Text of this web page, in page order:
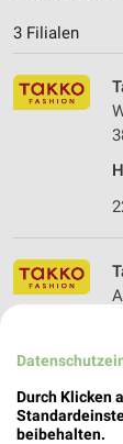
3 Filialen
Durch Klicken
beibehalten.